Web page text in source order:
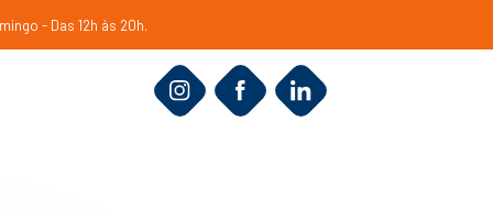
- Das 12h às 20h.